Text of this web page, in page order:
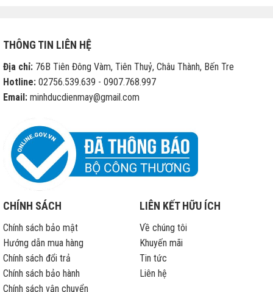
động
sửa
iPhone
hành
THÔNG TIN LIÊN HỆ
Địa chỉ: 76B Tiên Đông Vàm, Tiên Thuỷ, Châu Thành, Bến Tre
Hotline: 02756.539.639 - 0907.768.997
Email: minhducdienmay@gmail.com
CHÍNH SÁCH
Chính sách bảo mật
Hướng dẫn mua hàng
Chính sách đổi trả
Chính sách bảo hành
Chính sách vận chuyển
LIÊN KẾT HỮU ÍCH
Về chúng tôi
Khuyến mãi
Tin tức
Liên hệ